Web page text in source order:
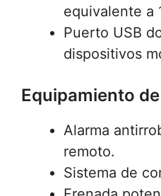
equivalente a
Puerto USB
dispositivos
Equipamiento
Alarma
remoto.
Sistema de